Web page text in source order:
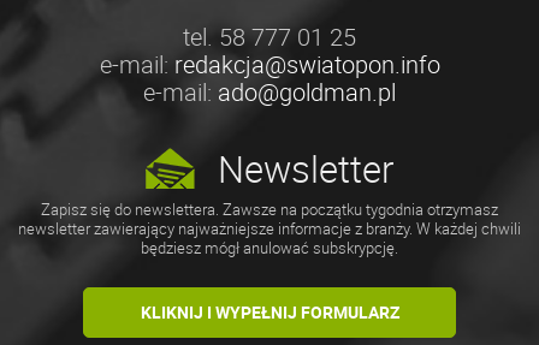
tel. 58 777 01 25
e-mail: redakcja@swiatopon.info
e-mail: ado@goldman.pl
Newsletter
Zapisz się do newslettera. Zawsze na początku tygodnia otrzymasz
newsletter zawierający najważniejsze informacje z branży. W każdej chwili
będziesz mógł anulować subskrypcję.
KLIKNIJ I WYPEŁNIJ FORMULARZ